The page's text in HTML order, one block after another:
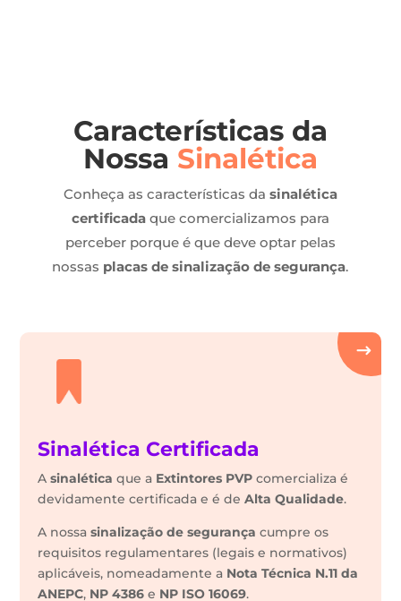
Características da
Nossa Sinalética
Conheça as características da sinalética
certificadaque comercializamos para
perceber porque é que deve optar pelas
nossas placas de sinalização de segurança.
Sinalética Certificada
Asinalética que a Extintores PVP comercializa é
devidamente certificada e é deAlta Qualidade.
A nossasinalização de segurança cumpre os
requisitos regulamentares (legais e normativos)
aplicáveis, nomeadamente a Nota Técnica N.11 da
ANEPC, NP 4386 e NP ISO 16069.